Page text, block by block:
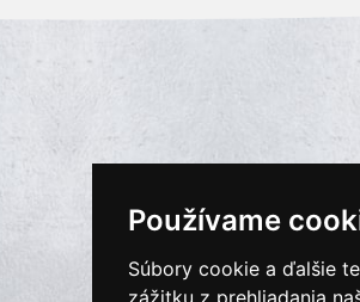
Používame
Súbory cookie a ďalšie
zážitku z prehliadania
Ochrana osobných údajov
Cookies